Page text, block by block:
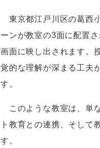
東京都江戸川区の葛西
ーンが教室の3面に配置
画面に映し出されます。
覚的な理解が深まる工夫
す。
このような教室は、単
ト教育との連携、そして
す。